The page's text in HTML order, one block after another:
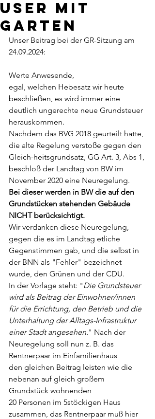
user mit
Garten
Unser Beitrag bei der GR-Sitzung am
24.09.2024:
Werte Anwesende,
egal, welchen Hebesatz wir heute
beschließen, es wird immer eine
deutlich ungerechte neue Grundsteuer
herauskommen.
Nachdem das BVG 2018 geurteilt hatte,
die alte Regelung verstoße gegen den
Gleich-heitsgrundsatz, GG Art. 3, Abs 1,
beschloß der Landtag von BW im
November 2020 eine Neuregelung.
Bei dieser werden in BW die auf den
Grundstücken stehenden Gebäude
NICHT berücksichtigt.
Wir verdanken diese Neuregelung,
gegen die es im Landtag etliche
Gegenstimmen gab, und die selbst in
der BNN als "Fehler" bezeichnet
wurde, den Grünen und der CDU.
In der Vorlage steht: "Die Grundsteuer
wird als Beitrag der Einwohner/innen
für die Errichtung, den Betrieb und die
Unterhaltung der Alltags-Infrastruktur
einer Stadt angesehen." Nach der
Neuregelung soll nun z. B. das
Rentnerpaar im Einfamilienhaus
den gleichen Beitrag leisten wie die
nebenan auf gleich großem
Grundstück wohnenden
20 Personen im 5stöckigen Haus
zusammen, das Rentnerpaar muß hier